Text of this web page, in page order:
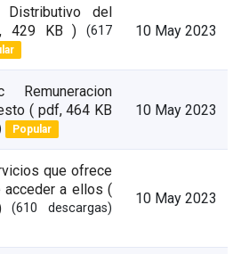
Distributivo del
429 KB )
(617
10 May 2023
( pdf, 464 KB
Popular
10 May 2023
que ofrece
a ellos (
(610 descargas)
10 May 2023